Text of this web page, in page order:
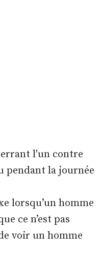
lorsqu’un homme
ce n’est pas
voir un homme